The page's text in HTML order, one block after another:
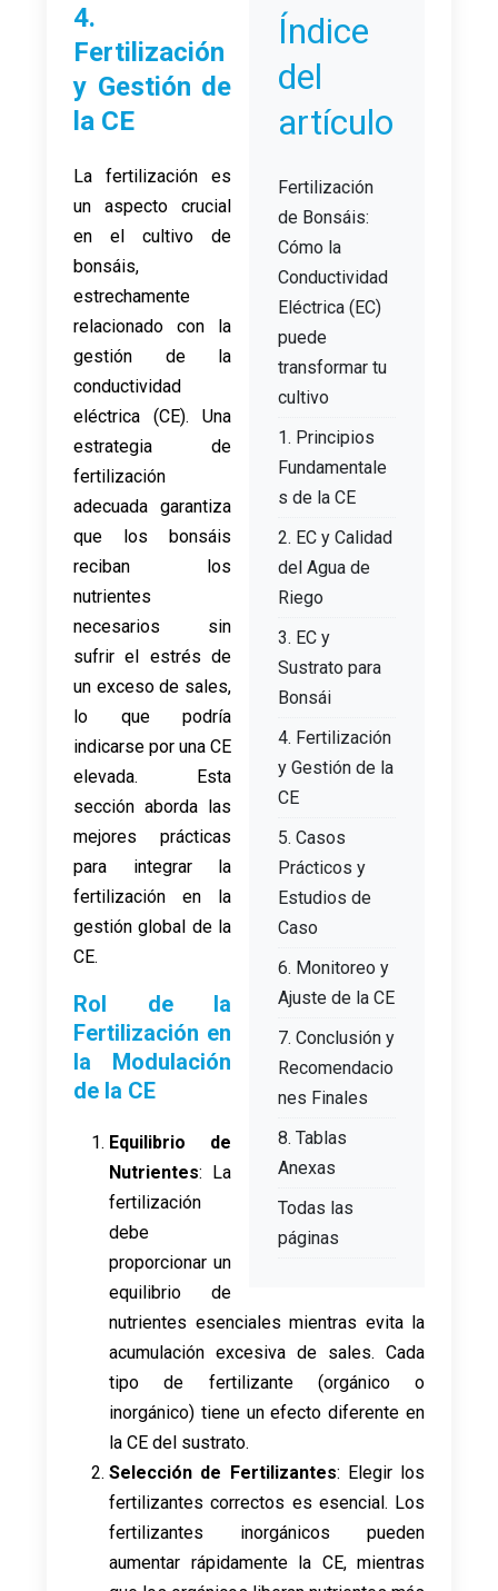
Índice
del
artículo
Fertilización
de Bonsáis:
Cómo la
Conductividad
Eléctrica (EC)
puede
transformar tu
cultivo
1. Principios
Fundamentale
s de la CE
2. EC y Calidad
del Agua de
Riego
3. EC y
Sustrato para
Bonsái
4. Fertilización
y Gestión de la
CE
5. Casos
Prácticos y
Estudios de
Caso
6. Monitoreo y
Ajuste de la CE
7. Conclusión y
Recomendacio
nes Finales
8. Tablas
Anexas
Todas las
páginas
4.
Fertilización
y Gestión de
la CE
La fertilización es
un aspecto crucial
en el cultivo de
bonsáis,
estrechamente
relacionado con la
gestión de la
conductividad
eléctrica (CE). Una
estrategia de
fertilización
adecuada garantiza
que los bonsáis
reciban los
nutrientes
necesarios sin
sufrir el estrés de
un exceso de sales,
lo que podría
indicarse por una CE
elevada. Esta
sección aborda las
mejores prácticas
para integrar la
fertilización en la
gestión global de la
CE.
Rol de la
Fertilización en
la Modulación
de la CE
Equilibrio de
Nutrientes: La
fertilización
debe
proporcionar un
equilibrio de
nutrientes esenciales mientras evita la
acumulación excesiva de sales. Cada
tipo de fertilizante (orgánico o
inorgánico) tiene un efecto diferente en
la CE del sustrato.
Selección de Fertilizantes: Elegir los
fertilizantes correctos es esencial. Los
fertilizantes inorgánicos pueden
aumentar rápidamente la CE, mientras